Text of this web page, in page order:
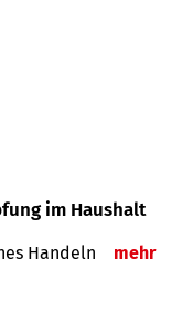
im Haushalt
Han­deln mehr